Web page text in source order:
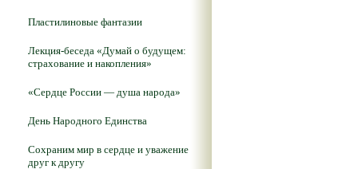
Пластилиновые фантазии
Лекция-беседа «Думай о будущем:
страхование и накопления»
«Сердце России — душа народа»
День Народного Единства
Сохраним мир в сердце и уважение
друг к другу